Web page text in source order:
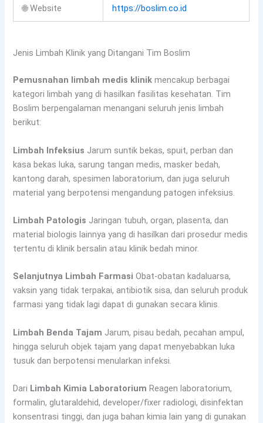
🌐 Website https://boslim.co.id
Jenis Limbah Klinik yang Ditangani Tim Boslim
Pemusnahan limbah medis klinik mencakup berbagai
kategori limbah yang di hasilkan fasilitas kesehatan. Tim
Boslim berpengalaman menangani seluruh jenis limbah
berikut:
Limbah Infeksius Jarum suntik bekas, spuit, perban dan
kasa bekas luka, sarung tangan medis, masker bedah,
kantong darah, spesimen laboratorium, dan juga seluruh
material yang berpotensi mengandung patogen infeksius.
Limbah Patologis Jaringan tubuh, organ, plasenta, dan
material biologis lainnya yang di hasilkan dari prosedur medis
tertentu di klinik bersalin atau klinik bedah minor.
Selanjutnya Limbah Farmasi Obat-obatan kadaluarsa,
vaksin yang tidak terpakai, antibiotik sisa, dan seluruh produk
farmasi yang tidak lagi dapat di gunakan secara klinis.
Limbah Benda Tajam Jarum, pisau bedah, pecahan ampul,
hingga seluruh objek tajam yang dapat menyebabkan luka
tusuk dan berpotensi menularkan infeksi.
Dari Limbah Kimia Laboratorium Reagen laboratorium,
formalin, glutaraldehid, developer/fixer radiologi, disinfektan
konsentrasi tinggi, dan juga bahan kimia lain yang di gunakan